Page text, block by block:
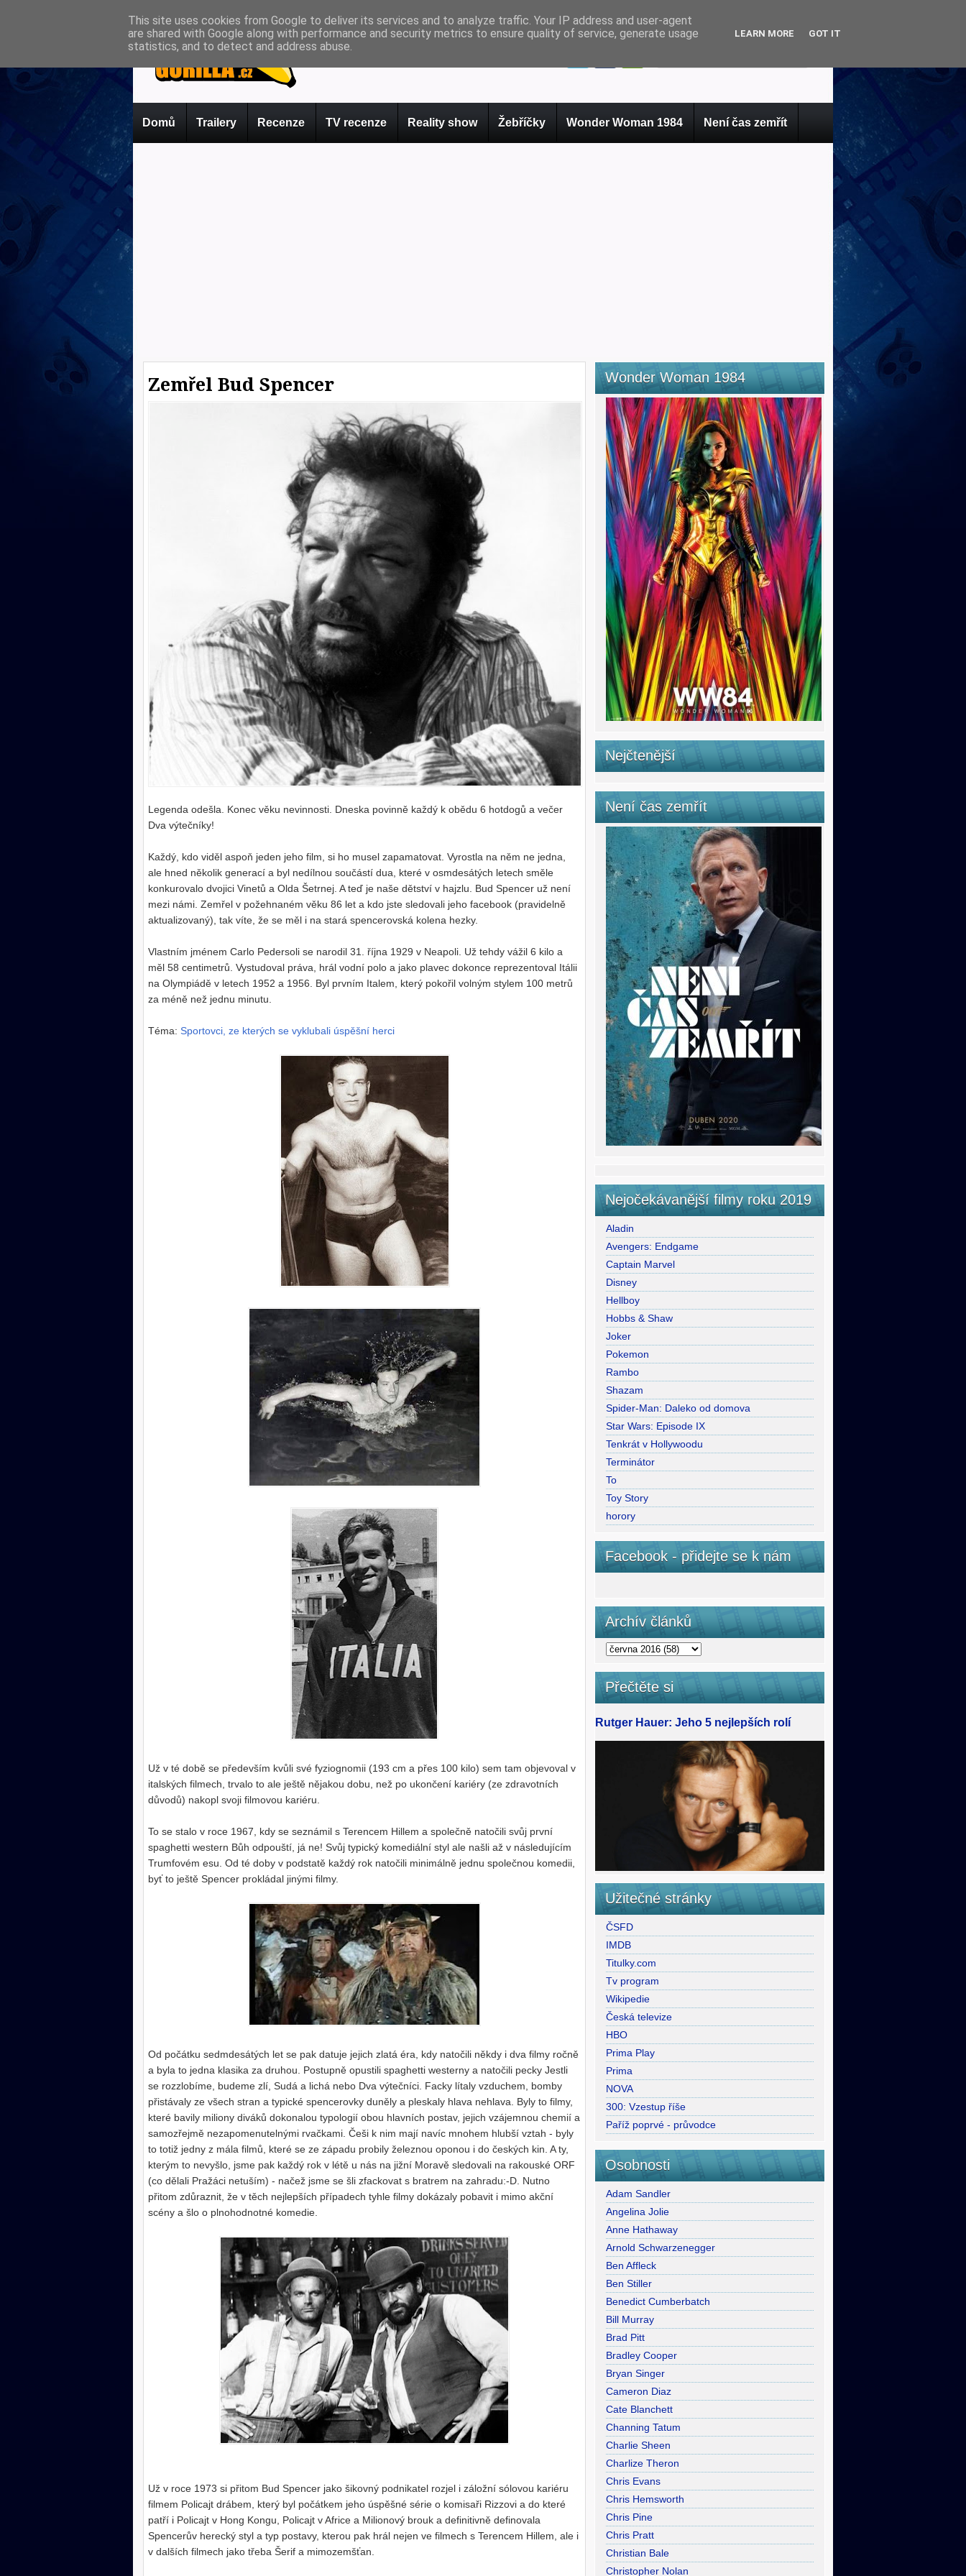
Domů Trailery Recenze TV recenze Reality show Žebříčky Wonder Woman 1984 Není čas zemřít
Zemřel Bud Spencer
Legenda odešla. Konec věku nevinnosti. Dneska povinně každý k obědu 6 hotdogů a večer
Dva výtečníky!
Každý, kdo viděl aspoň jeden jeho film, si ho musel zapamatovat. Vyrostla na něm ne jedna,
ale hned několik generací a byl nedílnou součástí dua, které v osmdesátých letech směle
konkurovalo dvojici Vinetů a Olda Šetrnej. A teď je naše dětství v hajzlu. Bud Spencer už není
mezi námi. Zemřel v požehnaném věku 86 let a kdo jste sledovali jeho facebook (pravidelně
aktualizovaný), tak víte, že se měl i na stará spencerovská kolena hezky.
Vlastním jménem Carlo Pedersoli se narodil 31. října 1929 v Neapoli. Už tehdy vážil 6 kilo a
měl 58 centimetrů. Vystudoval práva, hrál vodní polo a jako plavec dokonce reprezentoval Itálii
na Olympiádě v letech 1952 a 1956. Byl prvním Italem, který pokořil volným stylem 100 metrů
za méně než jednu minutu.
Téma: Sportovci, ze kterých se vyklubali úspěšní herci
Už v té době se především kvůli své fyziognomii (193 cm a přes 100 kilo) sem tam objevoval v
italských filmech, trvalo to ale ještě nějakou dobu, než po ukončení kariéry (ze zdravotních
důvodů) nakopl svoji filmovou kariéru.
To se stalo v roce 1967, kdy se seznámil s Terencem Hillem a společně natočili svůj první
spaghetti western Bůh odpouští, já ne! Svůj typický komediální styl ale našli až v následujícím
Trumfovém esu. Od té doby v podstatě každý rok natočili minimálně jednu společnou komedii,
byť to ještě Spencer prokládal jinými filmy.
Od počátku sedmdesátých let se pak datuje jejich zlatá éra, kdy natočili někdy i dva filmy ročně
a byla to jedna klasika za druhou. Postupně opustili spaghetti westerny a natočili pecky Jestli
se rozzlobíme, budeme zlí, Sudá a lichá nebo Dva výtečníci. Facky lítaly vzduchem, bomby
přistávaly ze všech stran a typické spencerovky duněly a pleskaly hlava nehlava. Byly to filmy,
které bavily miliony diváků dokonalou typologií obou hlavních postav, jejich vzájemnou chemií a
samozřejmě nezapomenutelnými rvačkami. Češi k nim mají navíc mnohem hlubší vztah - byly
to totiž jedny z mála filmů, které se ze západu probily železnou oponou i do českých kin. A ty,
kterým to nevyšlo, jsme pak každý rok v létě u nás na jižní Moravě sledovali na rakouské ORF
(co dělali Pražáci netuším) - načež jsme se šli zfackovat s bratrem na zahradu:-D. Nutno
přitom zdůraznit, že v těch nejlepších případech tyhle filmy dokázaly pobavit i mimo akční
scény a šlo o plnohodnotné komedie.
Už v roce 1973 si přitom Bud Spencer jako šikovný podnikatel rozjel i záložní sólovou kariéru
filmem Policajt drábem, který byl počátkem jeho úspěšné série o komisaři Rizzovi a do které
patří i Policajt v Hong Kongu, Policajt v Africe a Milionový brouk a definitivně definovala
Spencerův herecký styl a typ postavy, kterou pak hrál nejen ve filmech s Terencem Hillem, ale i
v dalších filmech jako třeba Šerif a mimozemšťan.
Wonder Woman 1984
Nejčtenější
Není čas zemřít
Nejočekávanější filmy roku 2019
Aladin
Avengers: Endgame
Captain Marvel
Disney
Hellboy
Hobbs & Shaw
Joker
Pokemon
Rambo
Shazam
Spider-Man: Daleko od domova
Star Wars: Episode IX
Tenkrát v Hollywoodu
Terminátor
To
Toy Story
horory
Facebook - přidejte se k nám
Archív článků
Přečtěte si
Rutger Hauer: Jeho 5 nejlepších rolí
Užitečné stránky
ČSFD
IMDB
Titulky.com
Tv program
Wikipedie
Česká televize
HBO
Prima Play
Prima
NOVA
300: Vzestup říše
Paříž poprvé - průvodce
Osobnosti
Adam Sandler
Angelina Jolie
Anne Hathaway
Arnold Schwarzenegger
Ben Affleck
Ben Stiller
Benedict Cumberbatch
Bill Murray
Brad Pitt
Bradley Cooper
Bryan Singer
Cameron Diaz
Cate Blanchett
Channing Tatum
Charlie Sheen
Charlize Theron
Chris Evans
Chris Hemsworth
Chris Pine
Chris Pratt
Christian Bale
Christopher Nolan
This site uses cookies from Google to deliver its services and to analyze traffic. Your IP address and user-agent
are shared with Google along with performance and security metrics to ensure quality of service, generate usage
statistics, and to detect and address abuse.
LEARN MORE GOT IT